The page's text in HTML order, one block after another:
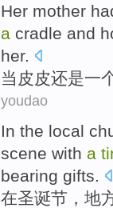
Her mother
a cradle and
her.
当 皮皮还是一
youdao
In the local
scene with a
bearing gifts.
在圣诞节 ， 地